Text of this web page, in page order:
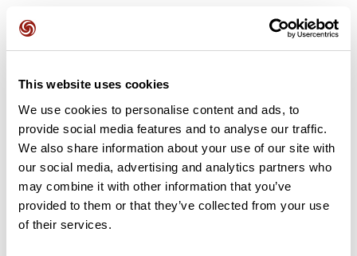
This website uses cookies
We use cookies to personalise content and ads, to
provide social media features and to analyse our traffic.
We also share information about your use of our site with
our social media, advertising and analytics partners who
may combine it with other information that you’ve
provided to them or that they’ve collected from your use
of their services.
Avis des utilisateurs
Soyez le premier à ajouter un avis !
Ajouter un avis
Résumé